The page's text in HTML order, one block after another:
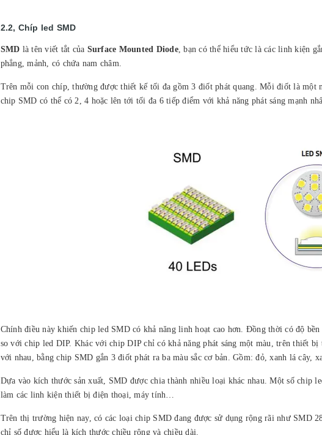
2.2, Chíp led SMD
SMD là tên viết tắt của Surface Mounted Diode, bạn có thể hiểu tức là các linh kiện
phẳng, mảnh, có chứa nam châm.
Trên mỗi con chíp, thường được thiết kế tối đa gồm 3 điốt phát quang. Mỗi điốt là một
chip SMD có thể có 2, 4 hoặc lên tới tối đa 6 tiếp điểm với khả năng phát sáng mạnh
Chính điều này khiến chip led SMD có khả năng linh hoạt cao hơn. Đồng thời có độ
so với chip led DIP. Khác với chip DIP chỉ có khả năng phát sáng một màu, trên thiết bị
với nhau, bằng chip SMD gắn 3 điốt phát ra ba màu sắc cơ bản. Gồm: đỏ, xanh lá cây,
Dựa vào kích thước sản xuất, SMD được chia thành nhiều loại khác nhau. Một số chip
làm các linh kiện thiết bị điện thoại, máy tính…
Trên thị trường hiện nay, có các loại chip SMD đang được sử dụng rộng rãi như SMD
chỉ số được hiểu là kích thước chiều rộng và chiều dài.